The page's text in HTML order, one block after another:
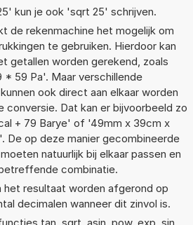
kun je ook 'sqrt 25' schrijven.
de rekenmachine het mogelijk om
te gebruiken. Hierdoor kan
getallen worden gerekend, zoals
* 59 Pa'. Maar verschillende
ook direct aan elkaar worden
conversie. Dat kan er bijvoorbeeld zo
+ 79 Barye' of '49mm x 39cm x
De op deze manier gecombineerde
natuurlijk bij elkaar passen en
combinatie.
het resultaat worden afgerond op
decimalen wanneer dit zinvol is.
tan, sqrt, asin, pow, exp, sin,